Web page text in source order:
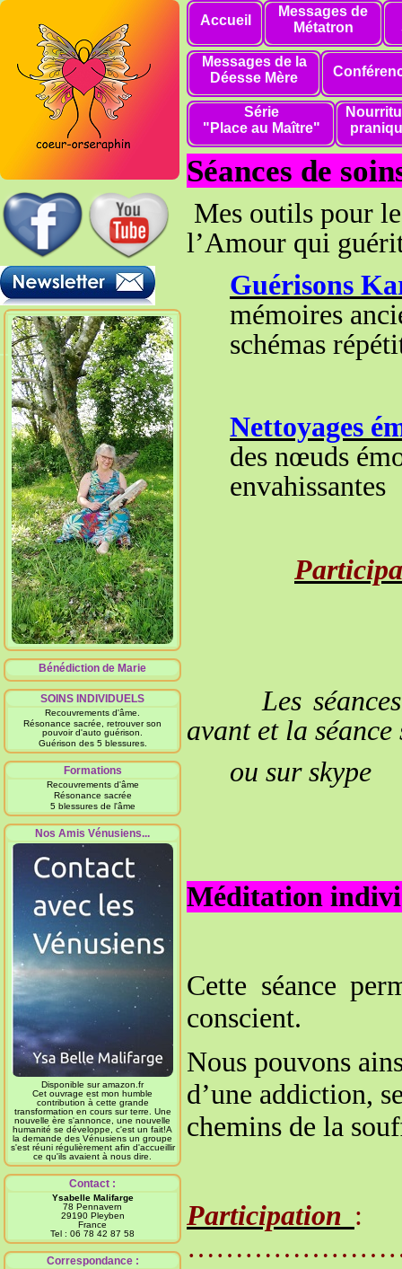
Bénédiction de Marie
SOINS INDIVIDUELS
Recouvrements d'âme.
Résonance sacrée, retrouver son
pouvoir d'auto guérison.
Guérison des 5 blessures.
Formations
Recouvrements d'âme
Résonance sacrée
5 blessures de l'âme
Nos Amis Vénusiens...
Disponible sur amazon.fr
Cet ouvrage est mon humble
contribution à cette grande
transformation en cours sur terre. Une
nouvelle ère s'annonce, une nouvelle
humanité se développe, c'est un fait!A
la demande des Vénusiens un groupe
s'est réuni régulièrement afin d'accueillir
ce qu'ils avaient à nous dire.
Contact :
Ysabelle Malifarge
78 Pennavern
29190 Pleyben
France
Tel : 06 78 42 87 58
Correspondance :
Accueil
Messages de
Métatron
Messages de la
Déesse Mère
Série
"Place au Maître"
Séances de
Mes outils pour
l’Amour qui
Guérisons
mémoires
schémas
Nettoyages
des nœuds
envahissantes
Les séances
avant et la
ou sur skype
Méditation
Cette séance
conscient.
Nous pouvons
d’une addiction,
chemins de la
Participation :